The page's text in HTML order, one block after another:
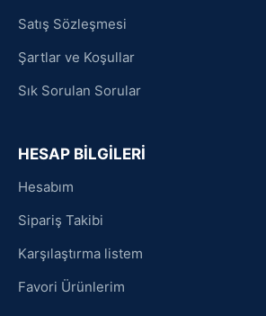
Satış Sözleşmesi
Şartlar ve Koşullar
Sık Sorulan Sorular
HESAP BİLGİLERİ
Hesabım
Sipariş Takibi
Karşılaştırma listem
Favori Ürünlerim